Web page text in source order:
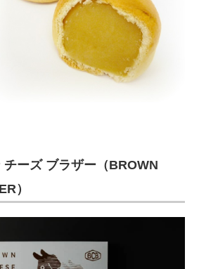
ーズ ブラザー（BROWN
）